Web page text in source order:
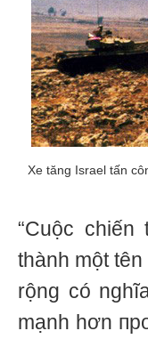
Xe tăng Israel tấn
“Cuộc
thành một
rộng có
mạnh hơn